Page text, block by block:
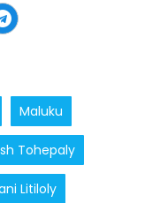
Maluku
Tohepaly
Litiloly